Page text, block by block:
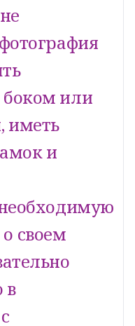
или
иметь
и
своем
в